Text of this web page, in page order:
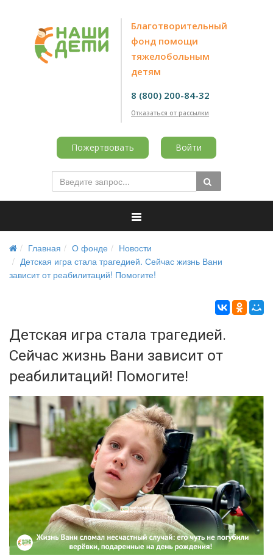
Благотворительный
фонд помощи
тяжелобольным
детям
8 (800) 200-84-32
Отказаться от рассылки
Пожертвовать Войти
Главная О фонде
Новости
Детская игра стала трагедией. Сейчас жизнь Вани
зависит от реабилитаций! Помогите!
Детская игра стала трагедией.
Сейчас жизнь Вани зависит от
реабилитаций! Помогите!